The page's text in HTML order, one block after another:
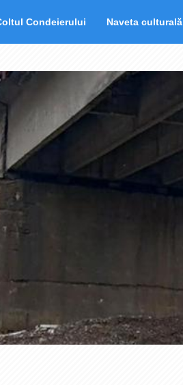
Condeierului Naveta culturală